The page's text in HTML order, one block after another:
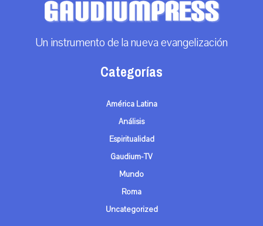
Un instrumento de la nueva evangelización
Categorías
América Latina
Análisis
Espiritualidad
Gaudium-TV
Mundo
Roma
Uncategorized